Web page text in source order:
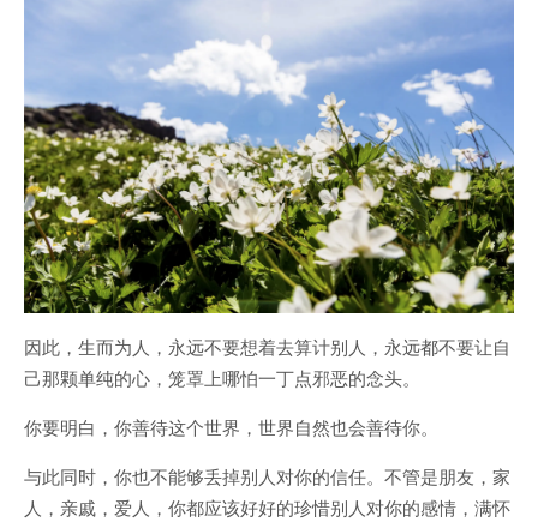
因此，生而为人，永远不要想着去算计别人，永远都不要让自
己那颗单纯的心，笼罩上哪怕一丁点邪恶的念头。
你要明白，你善待这个世界，世界自然也会善待你。
与此同时，你也不能够丢掉别人对你的信任。不管是朋友，家
人，亲戚，爱人，你都应该好好的珍惜别人对你的感情，满怀